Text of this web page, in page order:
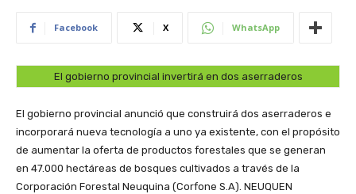
Facebook X WhatsApp
El gobierno provincial invertirá en dos aserraderos
El gobierno provincial anunció que construirá dos aserraderos e
incorporará nueva tecnología a uno ya existente, con el propósito
de aumentar la oferta de productos forestales que se generan
en 47.000 hectáreas de bosques cultivados a través de la
Corporación Forestal Neuquina (Corfone S.A). NEUQUEN